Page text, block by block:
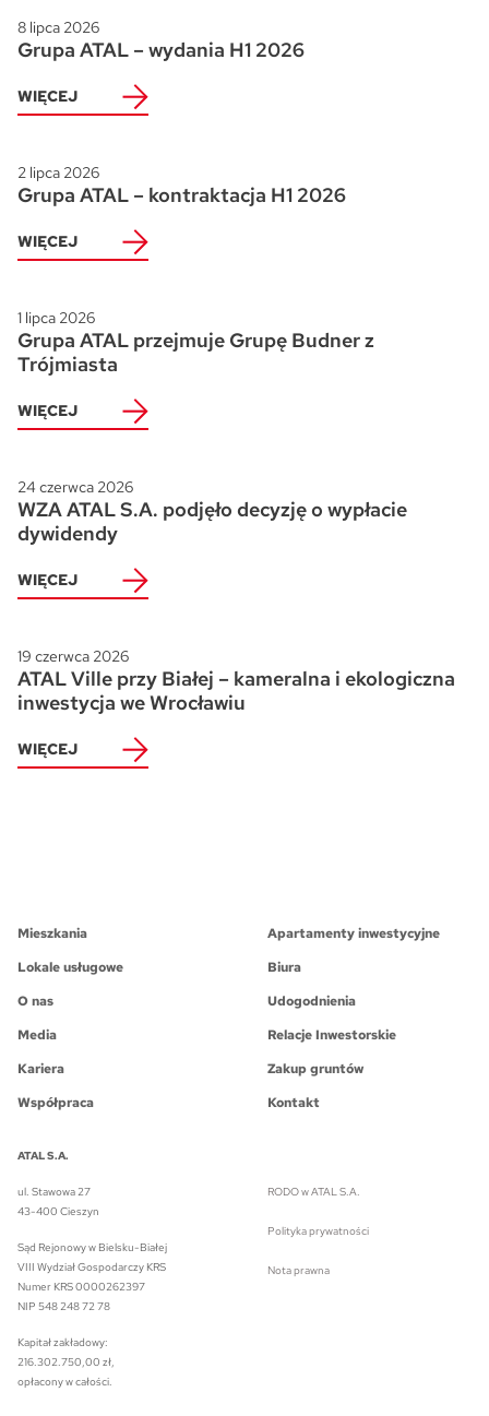
8 lipca 2026
Grupa ATAL – wydania H1 2026
WIĘCEJ
2 lipca 2026
Grupa ATAL – kontraktacja H1 2026
WIĘCEJ
1 lipca 2026
Grupa ATAL przejmuje Grupę Budner z
Trójmiasta
WIĘCEJ
24 czerwca 2026
WZA ATAL S.A. podjęło decyzję o wypłacie
dywidendy
WIĘCEJ
19 czerwca 2026
ATAL Ville przy Białej – kameralna i ekologiczna
inwestycja we Wrocławiu
WIĘCEJ
Mieszkania
Apartamenty inwestycyjne
Lokale usługowe
Biura
O nas
Udogodnienia
Media
Relacje Inwestorskie
Kariera
Zakup gruntów
Współpraca
Kontakt
ATAL S.A.
ul. Stawowa 27
43-400 Cieszyn
Sąd Rejonowy w Bielsku-Białej
VIII Wydział Gospodarczy KRS
Numer KRS 0000262397
NIP 548 248 72 78
Kapitał zakładowy:
216.302.750,00 zł,
opłacony w całości.
RODO w ATAL S.A.
Polityka prywatności
Nota prawna